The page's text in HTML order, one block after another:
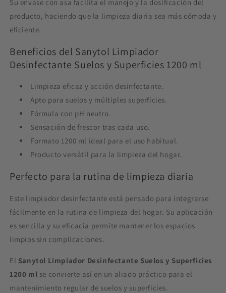
Su envase con asa facilita el manejo y la dosificación del
producto, haciendo que la limpieza diaria sea más cómoda y
eficiente.
Beneficios del Sanytol Limpiador
Desinfectante Suelos y Superficies 1200 ml
Limpieza eficaz y acción desinfectante.
Apto para suelos y múltiples superficies.
Fórmula con pH neutro.
Sensación de frescor tras cada uso.
Formato 1200 ml ideal para el uso habitual.
Producto versátil para la limpieza del hogar.
Perfecto para la rutina de limpieza diaria
Este limpiador desinfectante está pensado para integrarse
fácilmente en la rutina de limpieza del hogar. Su aplicación
es sencilla y su eficacia permite mantener los espacios
limpios sin complicaciones.
El Sanytol Limpiador Desinfectante Suelos y Superficies
1200 ml se convierte así en un aliado práctico para el
mantenimiento regular de suelos y superficies.